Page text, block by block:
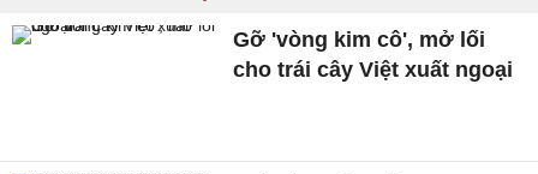
Gỡ 'vòng kim cô', mở lối
cho trái cây Việt xuất ngoại